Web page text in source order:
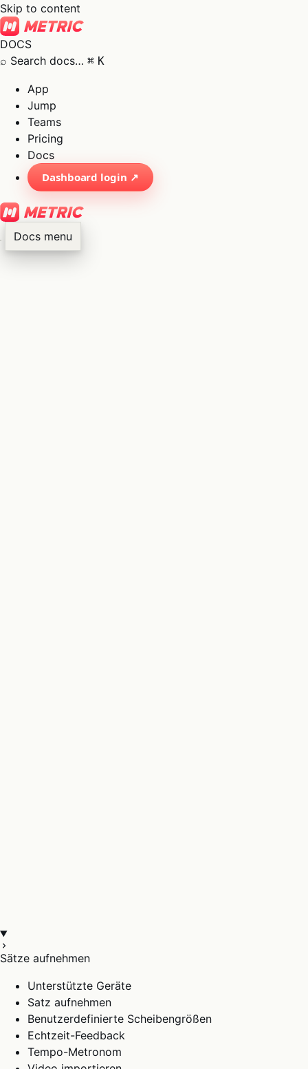
Skip to content
DOCS
⌕ Search docs… ⌘ K
App
Jump
Teams
Pricing
Docs
Dashboard login ↗
Docs menu
Sätze aufnehmen
Unterstützte Geräte
Satz aufnehmen
Benutzerdefinierte Scheibengrößen
Echtzeit-Feedback
Tempo-Metronom